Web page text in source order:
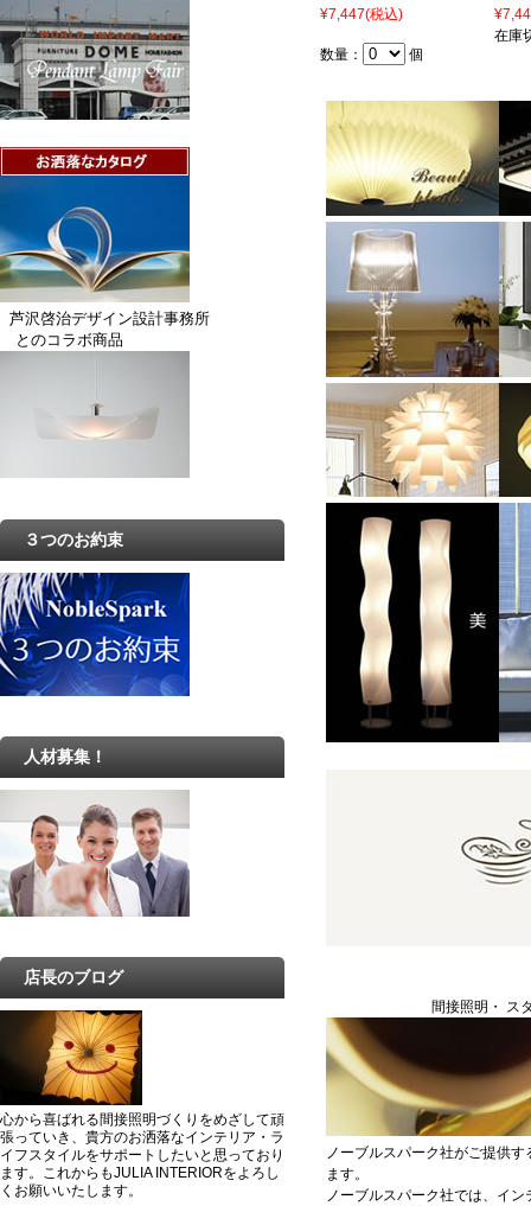
¥7,447(税込)
数量： 個
在庫
間接照明・ ス
ノーブルスパーク社がご提供
ます。
ノーブルスパーク社では、イ
芦沢啓治デザイン設計事務所
とのコラボ商品
３つのお約束
人材募集！
店長のブログ
心から喜ばれる間接照明づくりをめざして頑
張っていき、貴方のお洒落なインテリア・ラ
イフスタイルをサポートしたいと思っており
ます。これからもJULIA INTERIORをよろし
くお願いいたします。